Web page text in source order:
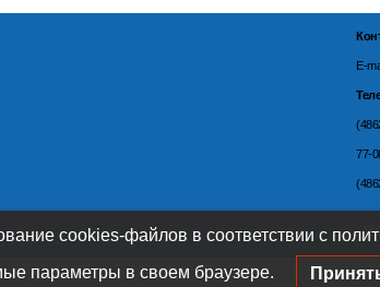
E-
77-
cookies-файлов в соответствии с
параметры в своем браузере.